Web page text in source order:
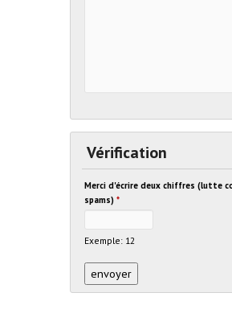
Vérification
Merci d'écrire deux chiffres (lutte
spams)*
Exemple: 12